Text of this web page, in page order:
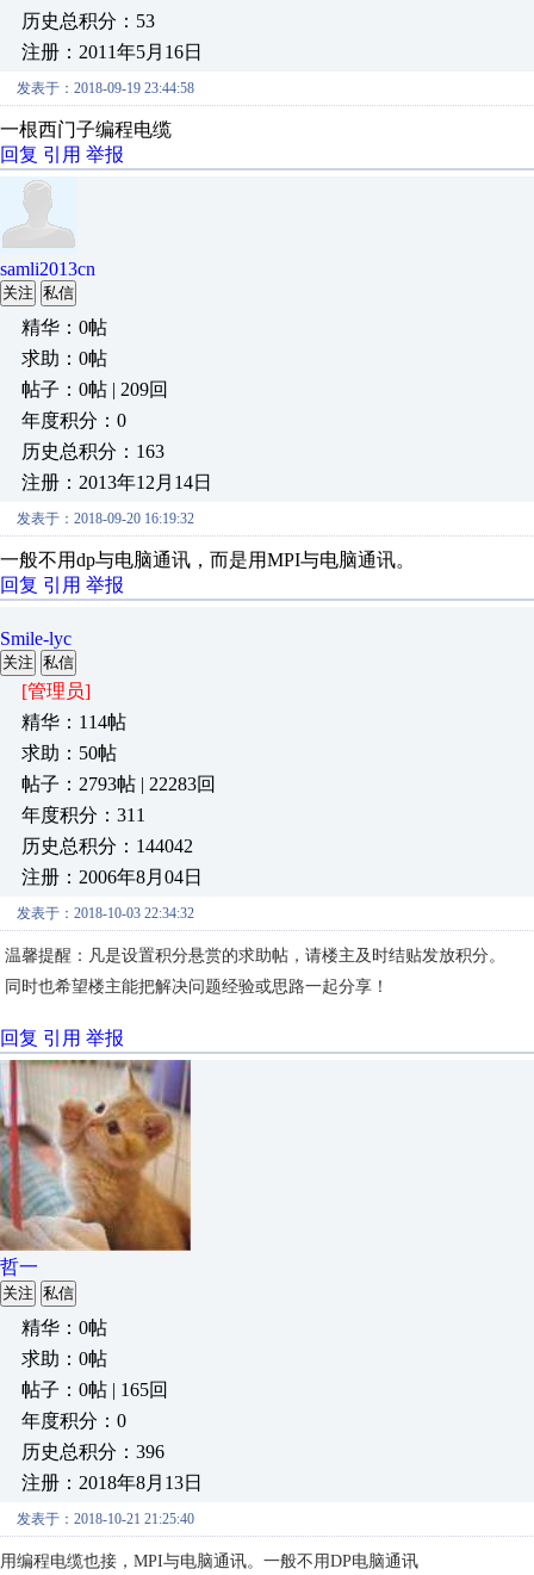
历史总积分：53
注册：2011年5月16日
发表于：2018-09-19 23:44:58
一根西门子编程电缆
回复 引用 举报
samli2013cn
关注 私信
精华：0帖
求助：0帖
帖子：0帖 | 209回
年度积分：0
历史总积分：163
注册：2013年12月14日
发表于：2018-09-20 16:19:32
一般不用dp与电脑通讯，而是用MPI与电脑通讯。
回复 引用 举报
Smile-lyc
关注 私信
[管理员]
精华：114帖
求助：50帖
帖子：2793帖 | 22283回
年度积分：311
历史总积分：144042
注册：2006年8月04日
发表于：2018-10-03 22:34:32
温馨提醒：凡是设置积分悬赏的求助帖，请楼主及时结贴发放积分。
同时也希望楼主能把解决问题经验或思路一起分享！
回复 引用 举报
哲一
关注 私信
精华：0帖
求助：0帖
帖子：0帖 | 165回
年度积分：0
历史总积分：396
注册：2018年8月13日
发表于：2018-10-21 21:25:40
用编程电缆也接，MPI与电脑通讯。 一般不用DP电脑通讯